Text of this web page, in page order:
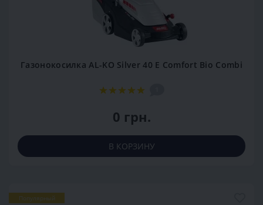
Газонокосилка AL-KO Silver 40 E Comfort Bio Combi
0 грн.
В КОРЗИНУ
Популярный